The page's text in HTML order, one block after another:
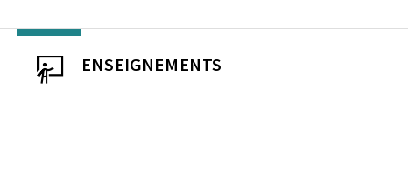
ENSEIGNEMENTS